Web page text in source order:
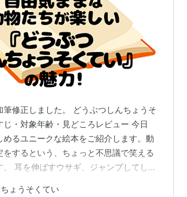
修正しました。 どうぶつしんちょうそ
じ・対象年齢・見どころレビュー 今日
めるユニークな絵本をご紹介します。動
をするという、ちょっと不思議で笑える
。 耳を伸ばすウサギ、ジャンプしてしま
ょうそくてい